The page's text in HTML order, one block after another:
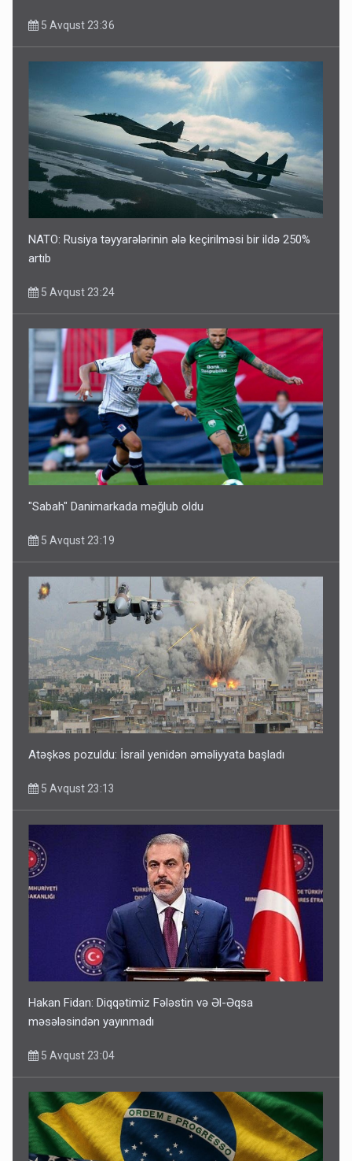
5 Avqust 23:36
NATO: Rusiya təyyarələrinin ələ keçirilməsi bir ildə 250%
artıb
5 Avqust 23:24
"Sabah" Danimarkada məğlub oldu
5 Avqust 23:19
Atəşkəs pozuldu: İsrail yenidən əməliyyata başladı
5 Avqust 23:13
Hakan Fidan: Diqqətimiz Fələstin və Əl-Əqsa
məsələsindən yayınmadı
5 Avqust 23:04